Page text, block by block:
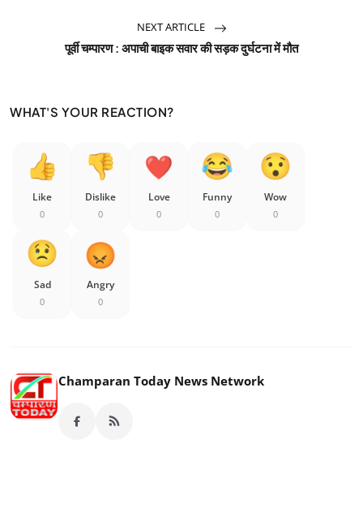
NEXT ARTICLE
पूर्वी चम्पारण : अपाची बाइक सवार की सड़क दुर्घटना में मौत
WHAT'S YOUR REACTION?
Like
0
Dislike
0
Love
0
Funny
0
Wow
0
Sad
0
Angry
0
Champaran Today News Network